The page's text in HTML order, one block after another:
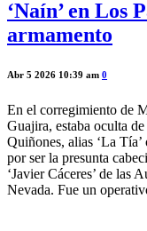
‘Naín’ en Los
armamento
Abr 5 2026 10:39 am 0
En el corregimiento de
Guajira, estaba oculta
Quiñones, alias ‘La
por ser la presunta
‘Javier Cáceres’ de las
Nevada. Fue un